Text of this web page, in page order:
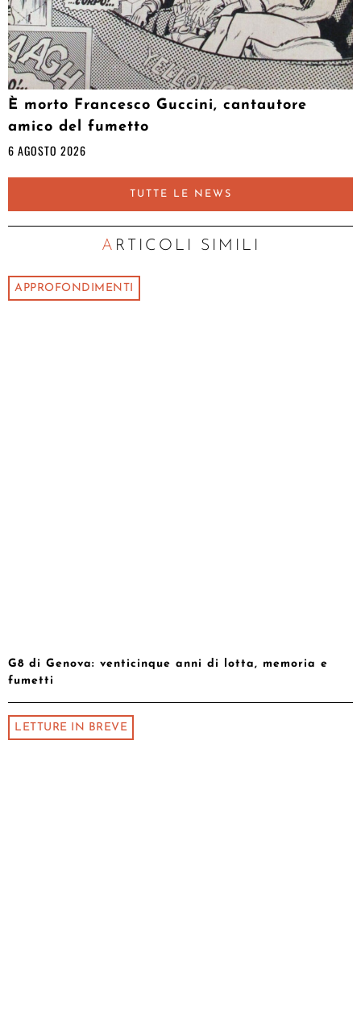
È morto Francesco Guccini, cantautore
amico del fumetto
6 AGOSTO 2026
TUTTE LE NEWS
ARTICOLI SIMILI
APPROFONDIMENTI
G8 di Genova: venticinque anni di lotta, memoria e
fumetti
LETTURE IN BREVE